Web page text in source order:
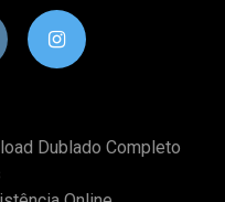
Dublado Completo